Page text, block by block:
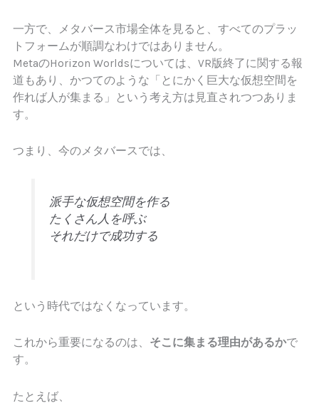
一方で、メタバース市場全体を見ると、すべてのプラッ
トフォームが順調なわけではありません。
MetaのHorizon Worldsについては、VR版終了に関する報
道もあり、かつてのような「とにかく巨大な仮想空間を
作れば人が集まる」という考え方は見直されつつありま
す。
つまり、今のメタバースでは、
派手な仮想空間を作る
たくさん人を呼ぶ
それだけで成功する
という時代ではなくなっています。
これから重要になるのは、 そこに集まる理由があるかで
す。
たとえば、